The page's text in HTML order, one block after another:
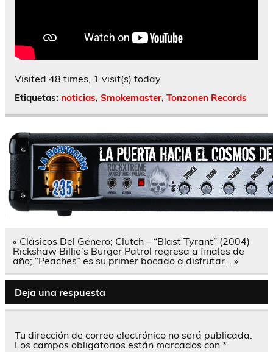
Visited 48 times, 1 visit(s) today
Etiquetas: noticias, Smokemaster, Tonzonen Records
Navegación
de
entradas
« Clásicos Del Género; Clutch – “Blast Tyrant” (2004)
Rickshaw Billie’s Burger Patrol regresa a finales de
año; “Peaches” es su primer bocado a disfrutar… »
Deja una respuesta
Tu dirección de correo electrónico no será publicada.
Los campos obligatorios están marcados con *